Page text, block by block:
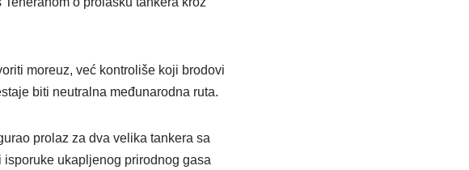
moreuz, već kontroliše koji brodovi
biti neutralna međunarodna ruta.
prolaz za dva velika tankera sa
ukapljenog prirodnog gasa